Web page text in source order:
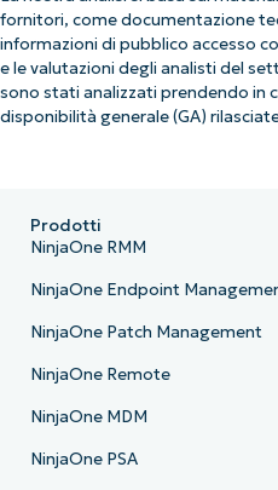
fornitori, come documentazione
informazioni di pubblico accesso
e le valutazioni degli analisti del
sono stati analizzati prendendo in
disponibilità generale (GA)
Prodotti
NinjaOne RMM
NinjaOne Endpoint
NinjaOne Patch Management
NinjaOne Remote
NinjaOne MDM
NinjaOne PSA